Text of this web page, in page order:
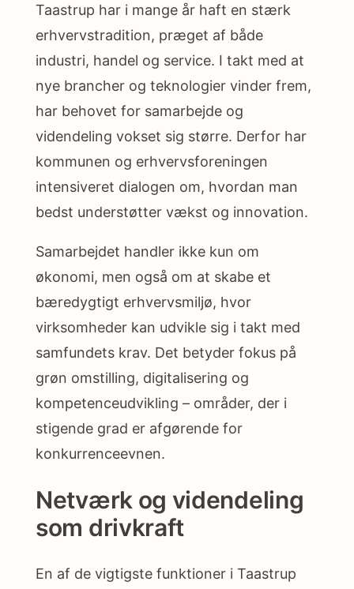
Taastrup har i mange år haft en stærk
erhvervstradition, præget af både
industri, handel og service. I takt med at
nye brancher og teknologier vinder frem,
har behovet for samarbejde og
videndeling vokset sig større. Derfor har
kommunen og erhvervsforeningen
intensiveret dialogen om, hvordan man
bedst understøtter vækst og innovation.
Samarbejdet handler ikke kun om
økonomi, men også om at skabe et
bæredygtigt erhvervsmiljø, hvor
virksomheder kan udvikle sig i takt med
samfundets krav. Det betyder fokus på
grøn omstilling, digitalisering og
kompetenceudvikling – områder, der i
stigende grad er afgørende for
konkurrenceevnen.
Netværk og videndeling
som drivkraft
En af de vigtigste funktioner i Taastrup